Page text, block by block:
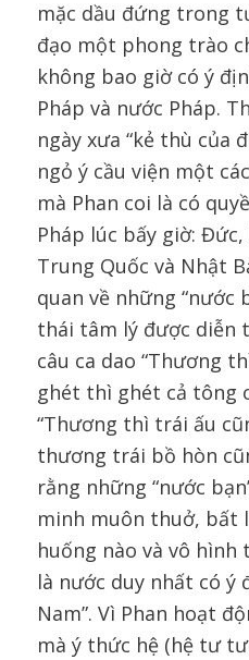
mặc dầu đứng trong
đạo một phong trào
không bao giờ có ý
Pháp và nước Pháp.
ngày xưa “kẻ thù của
ngỏ ý cầu viện một
mà Phan coi là có
Pháp lúc bấy giờ:
Trung Quốc và Nhật
quan về những “nước
thái tâm lý được diễn
câu ca dao “Thương
ghét thì ghét cả tông
“Thương thì trái ấu
thương trái bồ hòn
rằng những “nước
minh muôn thuở, bất
huống nào và vô hình
là nước duy nhất có ý
Nam”. Vì Phan hoạt
mà ý thức hệ (hệ tư